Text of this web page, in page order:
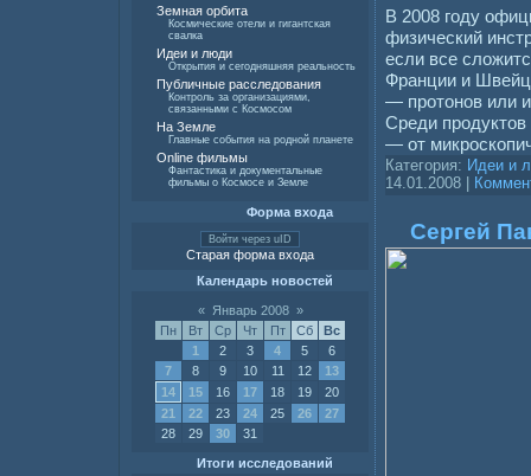
Земная орбита
Космические отели и гигантская
свалка
Идеи и люди
Открытия и сегодняшняя реальность
Публичные расследования
Контроль за организациями,
связанными с Космосом
На Земле
Главные события на родной планете
Online фильмы
Фантастика и документальные
фильмы о Космосе и Земле
Форма входа
Войти через uID
Старая форма входа
Календарь новостей
« Январь 2008 »
Пн
Вт Ср Чт Пт Сб
Вс
1
2 3 4 5
6
7
8 9 10 11 12
13
14
15 16 17 18 19
20
21
22 23 24 25 26
27
28
29 30 31
Итоги исследований
В 2008 году
физический
если все
Франции и
— протонов или
Среди продуктов
— от
Категория: Идеи и
14.01.2008 |
Сергей